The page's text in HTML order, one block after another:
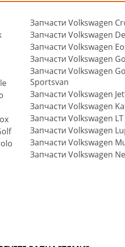
Запчасти Volkswagen
Запчасти Volkswagen
Запчасти Volkswagen
Запчасти Volkswagen
Запчасти Volkswagen
Sportsvan
Запчасти Volkswagen
Запчасти Volkswagen
Запчасти Volkswagen LT
Запчасти Volkswagen
Запчасти Volkswagen
Запчасти Volkswagen